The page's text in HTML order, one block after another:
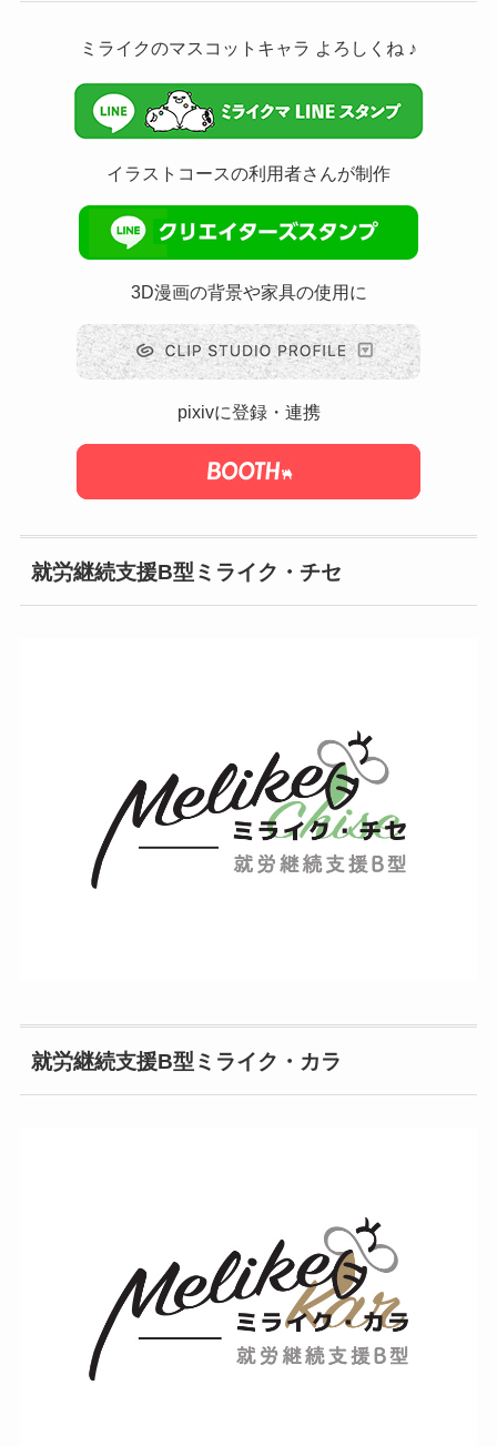
ミライクのマスコットキャラ よろしくね ♪
イラストコースの利用者さんが制作
3D漫画の背景や家具の使用に
pixivに登録・連携
就労継続支援B型ミライク・チセ
就労継続支援B型ミライク・カラ